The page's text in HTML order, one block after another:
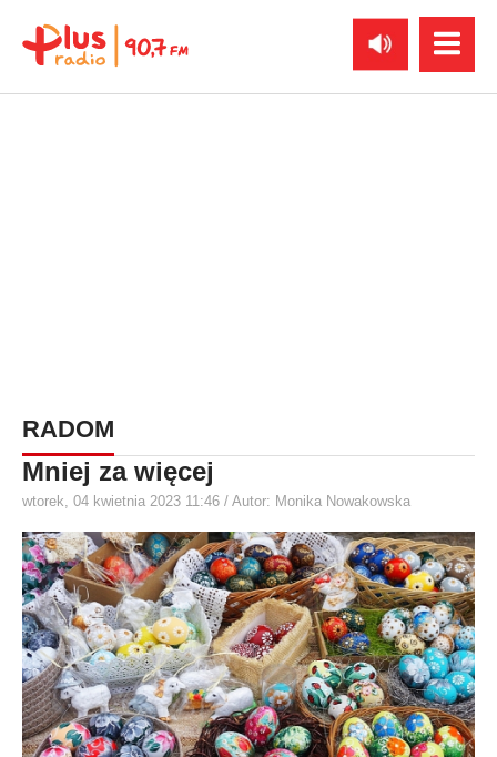
RADOM
Mniej za więcej
wtorek, 04 kwietnia 2023 11:46 / Autor: Monika Nowakowska